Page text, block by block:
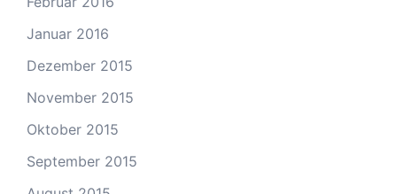
Januar 2016
Dezember 2015
November 2015
Oktober 2015
September 2015